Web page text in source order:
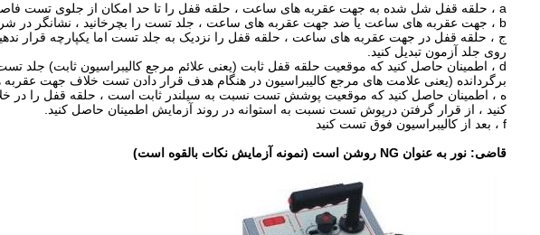
a ، حلقه قفل شل شده به جهت عقربه های ساعت ، حلقه قفل را تا حد امکان از جلوی تست فاصله بگیرید
b ، جهت عقربه های ساعت یا ضد جهت عقربه های ساعت ، جلد تست را بچرخانید ، نشانگر در شرایط روشنایی و روشنایی نیست
ج ، حلقه قفل در جهت عقربه های ساعت ، حلقه قفل را نزدیک به جلد تست اما یکپارچه قرار
روی جلد آزمون تبدیل کنید.
برگردانده (یعنی علامت های مرجع کالیبراسیون در هنگام هدف قرار دادن تست خلاف جهت
ه ، اطمینان حاصل کنید که موقعیت پوشش تست نسبت به سیلندر ثابت است ، حلقه قفل را در
کنید ، از قرار گرفتن درپوش تست نسبت به استوانه در روند آزمایش اطمینان حاصل کنید.
f ، بعد از کالیبراسیون فوق تست کنید
قاضی: نور به عنوان NG روشن است (نمونه آزمایش نکات بالقوه است)